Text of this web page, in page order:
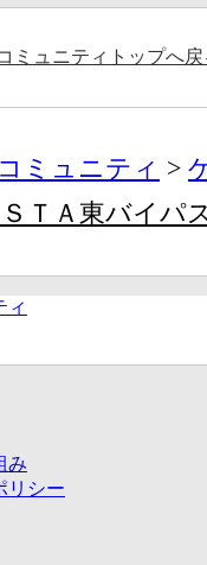
ミュニティトップへ戻
コミュニティ
ＴＡ東バイパ
ィ
み
リシー